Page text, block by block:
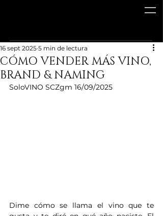
CÓMO VENDER MÁS VINO,
BRAND & NAMING
16 sept 2025 5 min de lectura
SoloVINO SCZgm 16/09/2025
Dime cómo se llama el vino que te